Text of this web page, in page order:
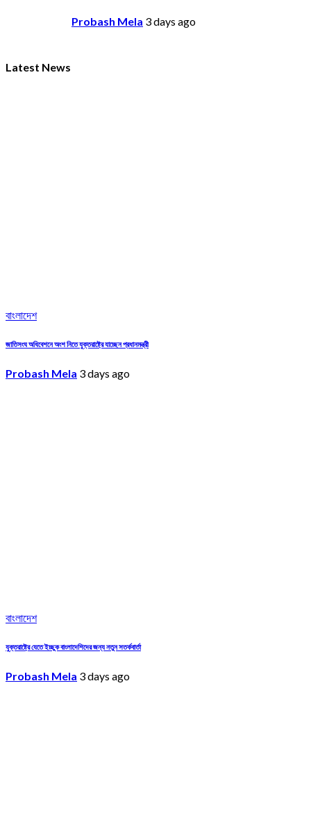
Probash Mela 3 days ago
Latest News
বাংলাদেশ
জাতিসংঘ অধিবেশনে অংশ নিতে যুক্তরাষ্ট্রে যাচ্ছেন প্রধানমন্ত্রী
Probash Mela 3 days ago
বাংলাদেশ
যুক্তরাষ্ট্রে যেতে ইচ্ছুক বাংলাদেশিদের জন্য নতুন সতর্কবার্তা
Probash Mela 3 days ago